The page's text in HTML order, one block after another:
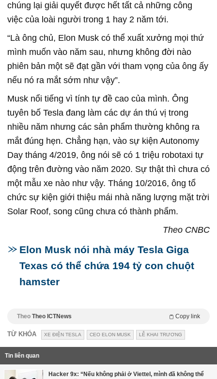
chúng lại giải quyết được hết tất cả những công
việc của loài người trong 1 hay 2 năm tới.
“Là ông chủ, Elon Musk có thể xuất xưởng mọi thứ
mình muốn vào năm sau, nhưng không đời nào
phiên bản một sẽ đạt gần với tham vọng của ông ấy
nếu nó ra mắt sớm như vậy”.
Musk nổi tiếng vì tính tự đề cao của mình. Ông
tuyên bố Tesla đang làm các dự án thú vị trong
nhiều năm nhưng các sản phẩm thường không ra
mắt đúng hẹn. Chẳng hạn, vào sự kiện Autonomy
Day tháng 4/2019, ông nói sẽ có 1 triệu robotaxi tự
động trên đường vào năm 2020. Sự thật thì chưa có
một mẫu xe nào như vậy. Tháng 10/2016, ông tổ
chức sự kiện giới thiệu mái nhà năng lượng mặt trời
Solar Roof, song cũng chưa có thành phẩm.
Theo CNBC
Elon Musk nói nhà máy Tesla Giga
Texas có thể chứa 194 tỷ con chuột
hamster
Theo Theo ICTNews Copy link
TỪ KHÓA XE ĐIỆN TESLA CEO ELON MUSK LỄ KHAI TRƯƠNG
Tin liên quan
Hacker 9x: “Nếu không phải ở Viettel, mình đã không thể